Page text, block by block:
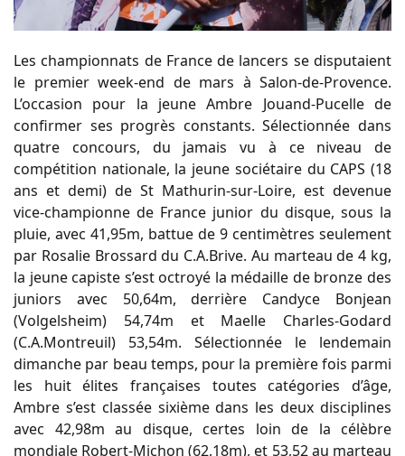
Les championnats de France de lancers se disputaient
le premier week-end de mars à Salon-de-Provence.
L’occasion pour la jeune Ambre Jouand-Pucelle de
confirmer ses progrès constants. Sélectionnée dans
quatre concours, du jamais vu à ce niveau de
compétition nationale, la jeune sociétaire du CAPS (18
ans et demi) de St Mathurin-sur-Loire, est devenue
vice-championne de France junior du disque, sous la
pluie, avec 41,95m, battue de 9 centimètres seulement
par Rosalie Brossard du C.A.Brive. Au marteau de 4 kg,
la jeune capiste s’est octroyé la médaille de bronze des
juniors avec 50,64m, derrière Candyce Bonjean
(Volgelsheim) 54,74m et Maelle Charles-Godard
(C.A.Montreuil) 53,54m. Sélectionnée le lendemain
dimanche par beau temps, pour la première fois parmi
les huit élites françaises toutes catégories d’âge,
Ambre s’est classée sixième dans les deux disciplines
avec 42,98m au disque, certes loin de la célèbre
mondiale Robert-Michon (62,18m), et 53,52 au marteau